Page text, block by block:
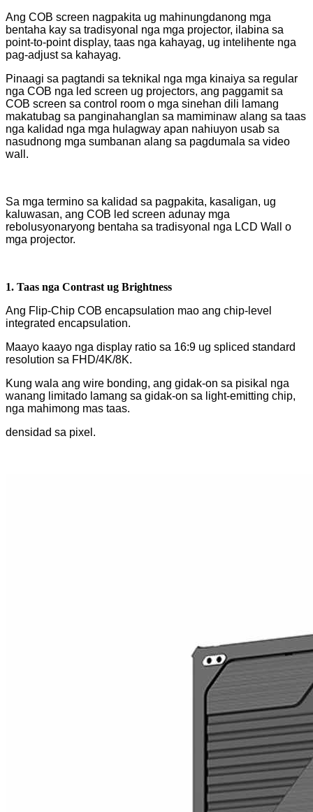
Ang COB screen nagpakita ug mahinungdanong mga
bentaha kay sa tradisyonal nga mga projector, ilabina sa
point-to-point display, taas nga kahayag, ug intelihente nga
pag-adjust sa kahayag.
Pinaagi sa pagtandi sa teknikal nga mga kinaiya sa regular
nga COB nga led screen ug projectors, ang paggamit sa
COB screen sa control room o mga sinehan dili lamang
makatubag sa panginahanglan sa mamiminaw alang sa taas
nga kalidad nga mga hulagway apan nahiuyon usab sa
nasudnong mga sumbanan alang sa pagdumala sa video
wall.
Sa mga termino sa kalidad sa pagpakita, kasaligan, ug
kaluwasan, ang COB led screen adunay mga
rebolusyonaryong bentaha sa tradisyonal nga LCD Wall o
mga projector.
1. Taas nga Contrast ug Brightness
Ang Flip-Chip COB encapsulation mao ang chip-level
integrated encapsulation.
Maayo kaayo nga display ratio sa 16:9 ug spliced ​​standard
resolution sa FHD/4K/8K.
Kung wala ang wire bonding, ang gidak-on sa pisikal nga
wanang limitado lamang sa gidak-on sa light-emitting chip,
nga mahimong mas taas.
densidad sa pixel.